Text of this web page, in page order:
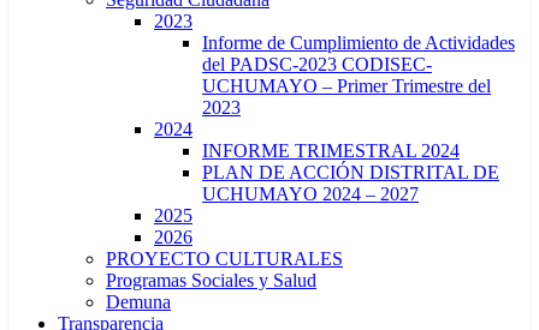
2023
Informe de Cumplimiento de Actividades
del PADSC-2023 CODISEC-
UCHUMAYO – Primer Trimestre del
2023
2024
INFORME TRIMESTRAL 2024
PLAN DE ACCIÓN DISTRITAL DE
UCHUMAYO 2024 – 2027
2025
2026
PROYECTO CULTURALES
Programas Sociales y Salud
Demuna
Transparencia